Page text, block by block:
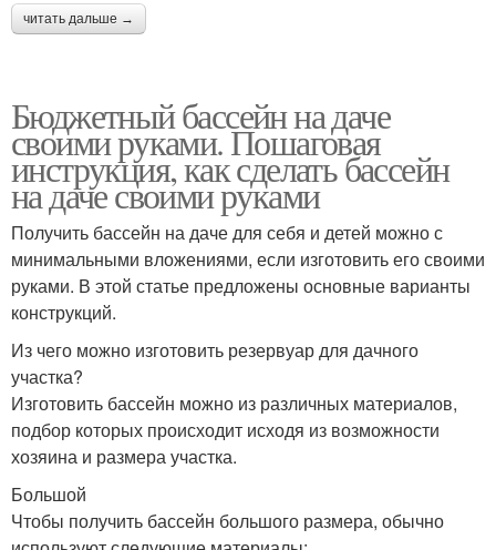
читать дальше →
Бюджетный бассейн на даче
своими руками. Пошаговая
инструкция, как сделать бассейн
на даче своими руками
Получить бассейн на даче для себя и детей можно с
минимальными вложениями, если изготовить его своими
руками. В этой статье предложены основные варианты
конструкций.
Из чего можно изготовить резервуар для дачного
участка?
Изготовить бассейн можно из различных материалов,
подбор которых происходит исходя из возможности
хозяина и размера участка.
Большой
Чтобы получить бассейн большого размера, обычно